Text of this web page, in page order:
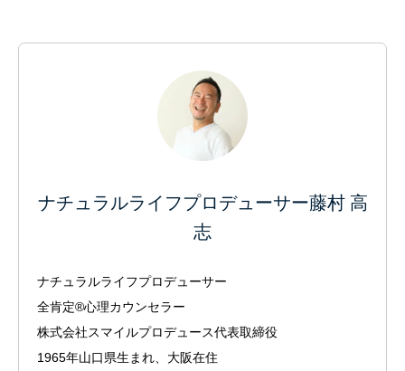
ナチュラルライフプロデューサー藤村 高
志
ナチュラルライフプロデューサー
全肯定®心理カウンセラー
株式会社スマイルプロデュース代表取締役
1965年山口県生まれ、大阪在住